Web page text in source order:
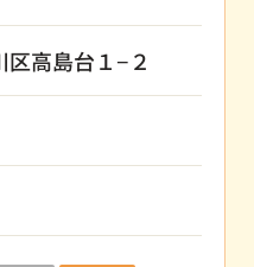
高島台１−２